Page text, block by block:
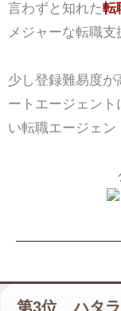
言わずと知れた転
メジャーな転職支
少し登録難易度
ートエージェン
い転職エージェン
第3位 ハタラ